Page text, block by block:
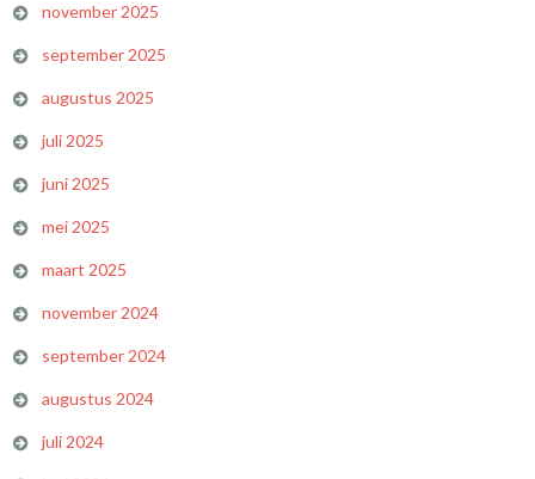
november 2025
september 2025
augustus 2025
juli 2025
juni 2025
mei 2025
maart 2025
november 2024
september 2024
augustus 2024
juli 2024